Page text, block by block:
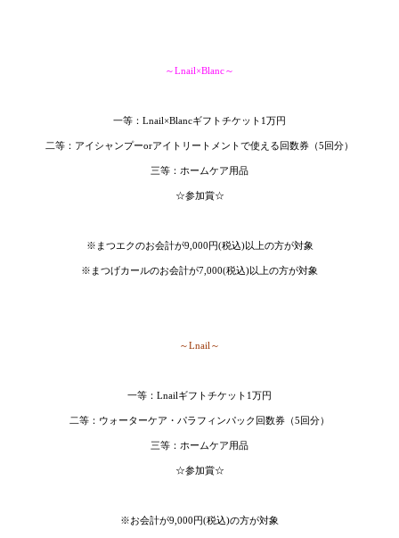
～Lnail×Blanc～
一等：Lnail×Blancギフトチケット1万円
二等：アイシャンプーorアイトリートメントで使える回数券（5回分）
三等：ホームケア用品
☆参加賞☆
※まつエクのお会計が9,000円(税込)以上の方が対象
※まつげカールのお会計が7,000(税込)以上の方が対象
～Lnail～
一等：Lnailギフトチケット1万円
二等：ウォーターケア・パラフィンパック回数券（5回分）
三等：ホームケア用品
☆参加賞☆
※お会計が9,000円(税込)の方が対象